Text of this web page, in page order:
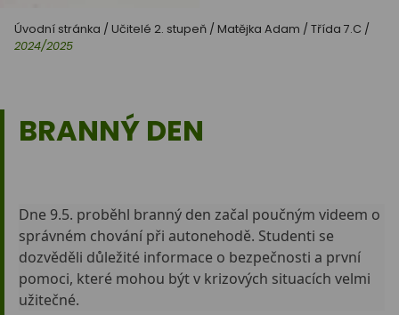
Úvodní stránka / Učitelé 2. stupeň / Matějka Adam / Třída 7.C /
2024/2025
BRANNÝ DEN
Dne 9.5. proběhl branný den začal poučným videem o
správném chování při autonehodě. Studenti se
dozvěděli důležité informace o bezpečnosti a první
pomoci, které mohou být v krizových situacích velmi
užitečné.